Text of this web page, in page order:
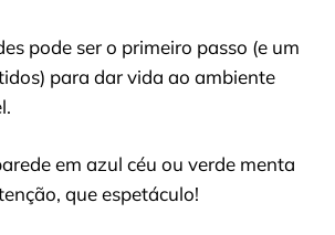
pode ser o primeiro passo (e um
para dar vida ao ambiente
em azul céu ou verde menta
que espetáculo!